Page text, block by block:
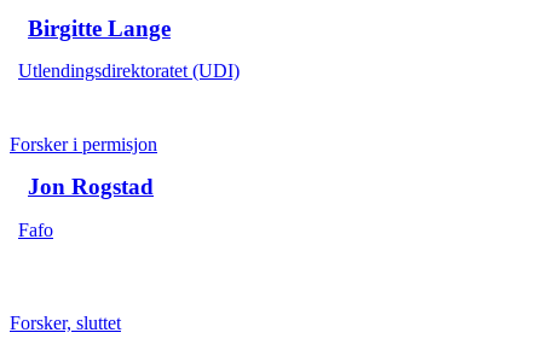
Birgitte Lange
Utlendingsdirektoratet (UDI)
Forsker i permisjon
Jon Rogstad
Fafo
Forsker, sluttet